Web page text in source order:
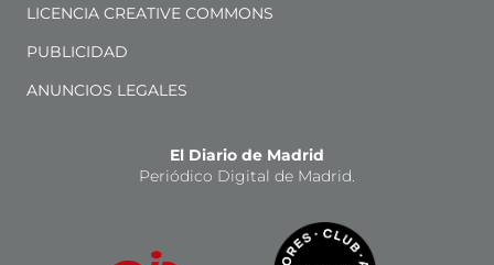
LICENCIA CREATIVE COMMONS
PUBLICIDAD
ANUNCIOS LEGALES
El Diario de Madrid
Periódico Digital de Madrid.